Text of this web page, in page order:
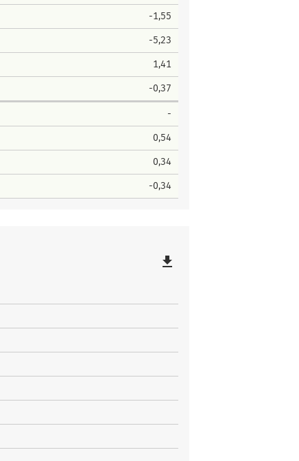
-1,55
-5,23
1,41
-0,37
-
0,54
0,34
-0,34
file_download